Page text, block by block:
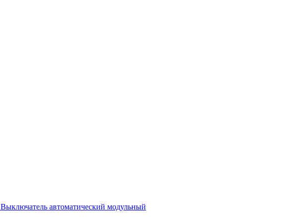
Выключатель автоматический модульный